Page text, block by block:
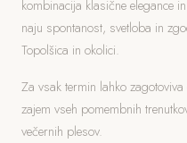
kombinacija klasične elegance
naju spontanost, svetloba in
Topolšica in okolici.
Za vsak termin lahko zagotoviva
zajem vseh pomembnih
večernih plesov.